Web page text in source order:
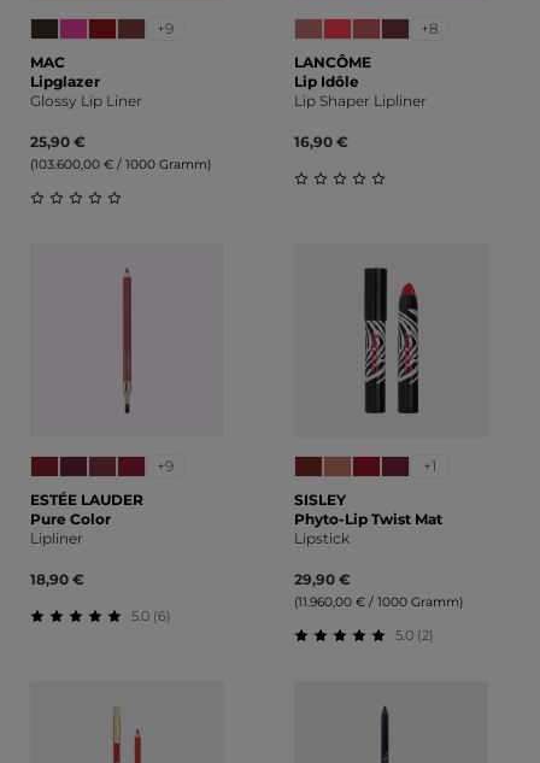
+9
MAC
Lipglazer
Glossy Lip Liner
25,90 €
(103.600,00 € / 1000 Gramm)
+8
LANCÔME
Lip Idôle
Lip Shaper Lipliner
16,90 €
+9
ESTÉE LAUDER
Pure Color
Lipliner
18,90 €
5.0 (6)
+1
SISLEY
Phyto-Lip Twist Mat
Lipstick
29,90 €
(11.960,00 € / 1000 Gramm)
5.0 (2)